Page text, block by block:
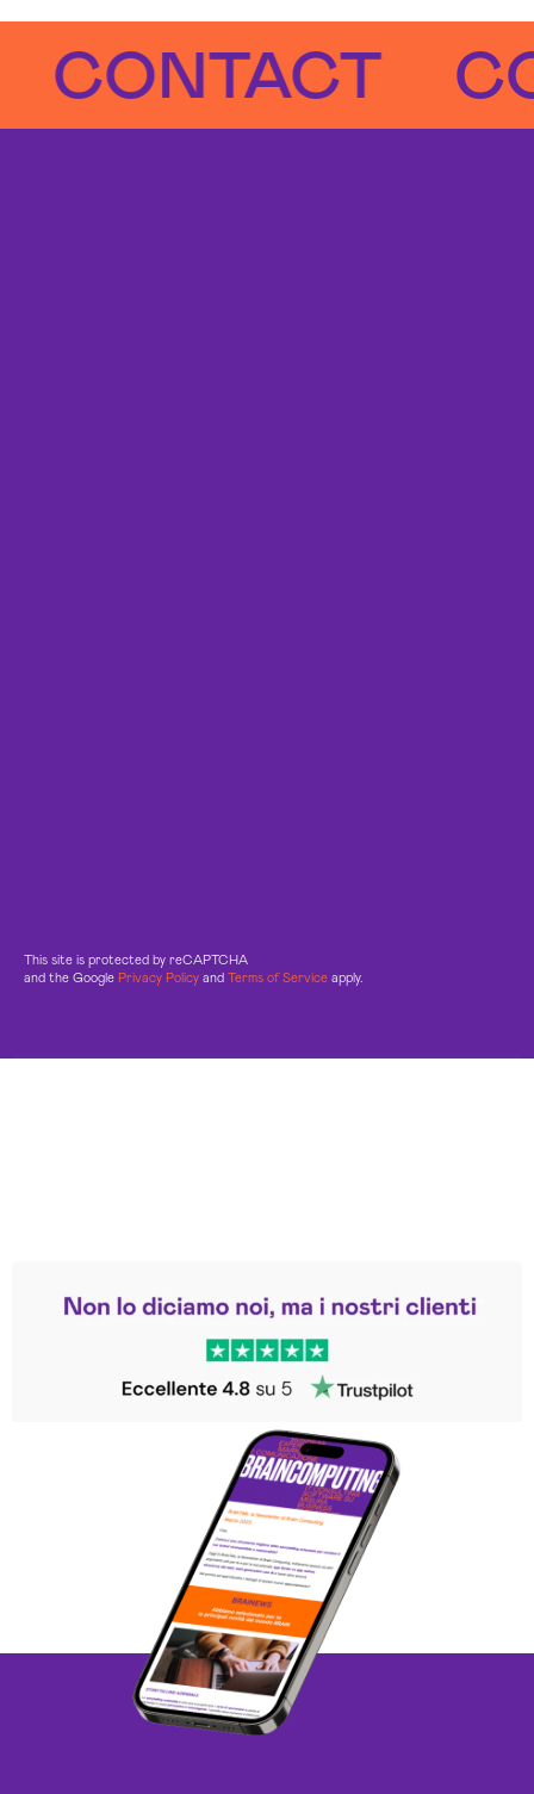
This site is protected by reCAPTCHA
and the Google Privacy Policy and Terms of Service apply.
Trustpilot